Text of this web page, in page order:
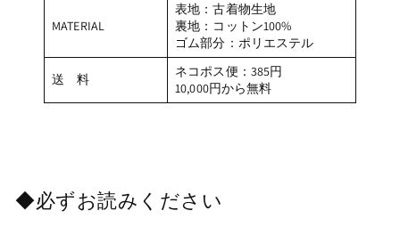
MATERIAL
表地 ：古着物生地
裏地 ：コットン100%
ゴム部分 ：ポリエステル
送 料
ネコポス便：385円
10,000円から無料
◆必ずお読みください